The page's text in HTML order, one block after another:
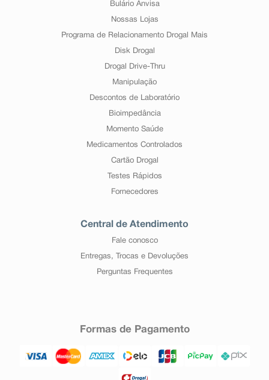
Bulário Anvisa
Nossas Lojas
Programa de Relacionamento Drogal Mais
Disk Drogal
Drogal Drive-Thru
Manipulação
Descontos de Laboratório
Bioimpedância
Momento Saúde
Medicamentos Controlados
Cartão Drogal
Testes Rápidos
Fornecedores
Central de Atendimento
Fale conosco
Entregas, Trocas e Devoluções
Perguntas Frequentes
Formas de Pagamento